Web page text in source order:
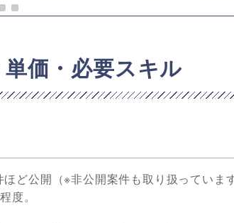
価・必要スキル
ど公開（※非公開案件も取り扱っています
度。